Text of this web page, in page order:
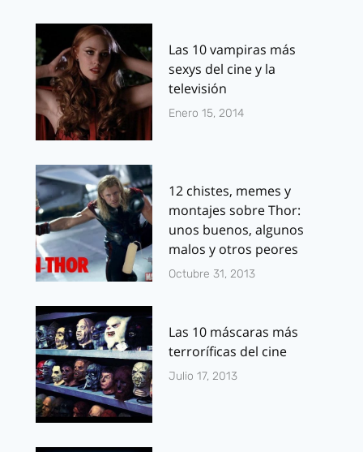
Las 10 vampiras más
sexys del cine y la
televisión
Enero 15, 2014
12 chistes, memes y
montajes sobre Thor:
unos buenos, algunos
malos y otros peores
Octubre 31, 2013
Las 10 máscaras más
terroríficas del cine
Julio 17, 2013